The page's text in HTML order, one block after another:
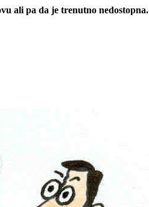
ali pa da je trenutno nedostopna.